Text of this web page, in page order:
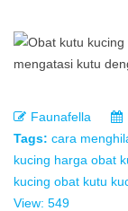
Faunafella
Tags: cara
kucing harga obat
kucing obat kutu
View: 549